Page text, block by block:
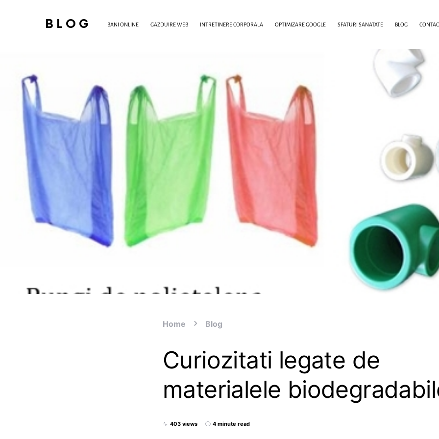
BLOG BANI ONLINE GAZDUIRE WEB INTRETINERE CORPORALA OPTIMIZARE GOOGLE SFATURI SANATATE BLOG
Home Blog
Curiozitati legate de
materialele
403 views 4 minute read